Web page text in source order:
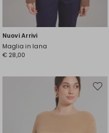
Nuovi Arrivi
Maglia in lana
€ 28,00
Sposta